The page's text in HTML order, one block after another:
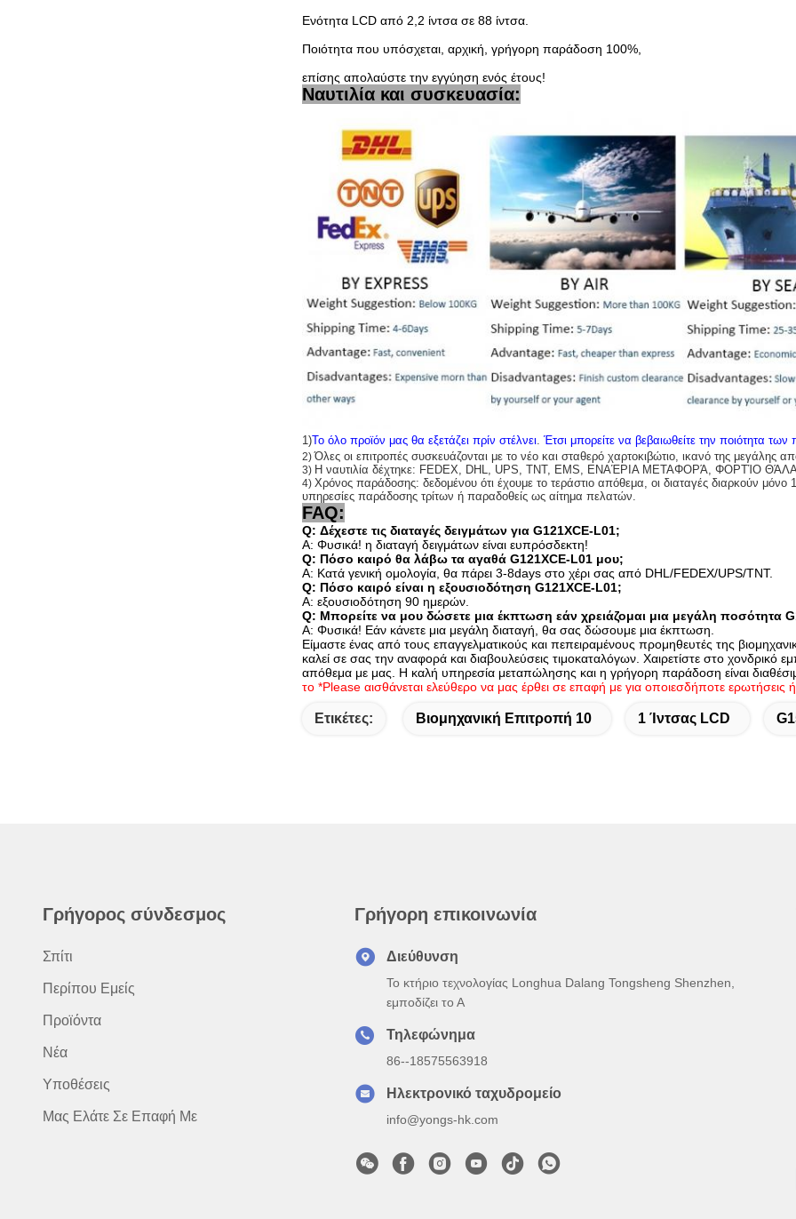
Ενότητα LCD από 2,2 ίντσα σε 88 ίντσα.
Ποιότητα που υπόσχεται, αρχική, γρήγορη παράδοση 100%,
επίσης απολαύστε την εγγύηση ενός έτους!
Ναυτιλία και συσκευασία:
1)Το όλο προϊόν μας θα εξετάζει πρίν στέλνει. Έτσι μπορείτε να βεβαιωθείτε την ποιότητα των
2)Όλες οι επιτροπές συσκευάζονται με το νέο και σταθερό χαρτοκιβώτιο, ικανό της μεγάλης
3) Η ναυτιλία δέχτηκε: FEDEX, DHL, UPS, TNT, EMS, ΕΝΑΈΡΙΑ ΜΕΤΑΦΟΡΆ, ΦΟΡΤΊΟ
4) Χρόνος παράδοσης: δεδομένου ότι έχουμε το τεράστιο απόθεμα, οι διαταγές διαρκούν
υπηρεσίες παράδοσης τρίτων ή παραδοθείς ως αίτημα πελατών.
FAQ:
Q: Δέχεστε τις διαταγές δειγμάτων για G121XCE-L01;
Α: Φυσικά! η διαταγή δειγμάτων είναι ευπρόσδεκτη!
Q: Πόσο καιρό θα λάβω τα αγαθά G121XCE-L01 μου;
Α: Κατά γενική ομολογία, θα πάρει 3-8days στο χέρι σας από DHL/FEDEX/UPS/TNT.
Q: Πόσο καιρό είναι η εξουσιοδότηση G121XCE-L01;
Α: εξουσιοδότηση 90 ημερών.
Q: Μπορείτε να μου δώσετε μια έκπτωση εάν χρειάζομαι μια μεγάλη ποσότητα
Α: Φυσικά! Εάν κάνετε μια μεγάλη διαταγή, θα σας δώσουμε μια έκπτωση.
Είμαστε ένας από τους επαγγελματικούς και πεπειραμένους προμηθευτές της
καλεί σε σας την αναφορά και διαβουλεύσεις τιμοκαταλόγων. Χαιρετίστε στο χονδρικό
απόθεμα με μας. Η καλή υπηρεσία μεταπώλησης και η γρήγορη παράδοση είναι
το *Please αισθάνεται ελεύθερο να μας έρθει σε επαφή με για οποιεσδήποτε
Ετικέτες: Βιομηχανική Επιτροπή 10 1 Ίντσας LCD
Γρήγορος σύνδεσμος
Σπίτι
Περίπου Εμείς
Προϊόντα
Νέα
Υποθέσεις
Μας Ελάτε Σε Επαφή Με
Γρήγορη επικοινωνία
Διεύθυνση
Το κτήριο τεχνολογίας Longhua Dalang Tongsheng Shenzhen,
εμποδίζει το Α
Τηλεφώνημα
86--18575563918
Ηλεκτρονικό ταχυδρομείο
info@yongs-hk.com